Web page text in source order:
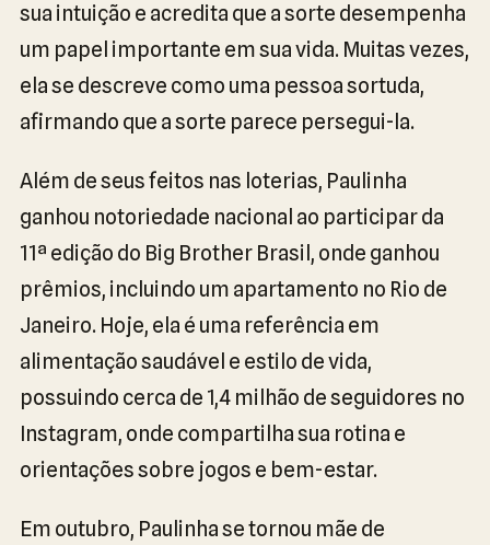
sua intuição e acredita que a sorte desempenha
um papel importante em sua vida. Muitas vezes,
ela se descreve como uma pessoa sortuda,
afirmando que a sorte parece persegui-la.
Além de seus feitos nas loterias, Paulinha
ganhou notoriedade nacional ao participar da
11ª edição do Big Brother Brasil, onde ganhou
prêmios, incluindo um apartamento no Rio de
Janeiro. Hoje, ela é uma referência em
alimentação saudável e estilo de vida,
possuindo cerca de 1,4 milhão de seguidores no
Instagram, onde compartilha sua rotina e
orientações sobre jogos e bem-estar.
Em outubro, Paulinha se tornou mãe de